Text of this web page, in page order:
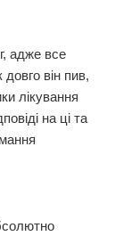
адже все
він пив,
лікування
на ці та